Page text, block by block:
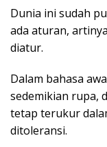
Dunia ini sudah
ada aturan,
diatur.
Dalam bahasa
sedemikian rupa,
tetap terukur
ditoleransi.